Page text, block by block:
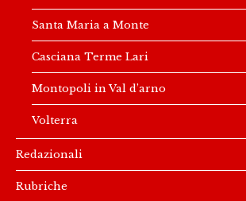
Santa Maria a Monte
Casciana Terme Lari
Montopoli in Val d’arno
Volterra
Redazionali
Rubriche